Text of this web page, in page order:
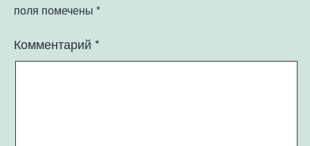
поля помечены *
Комментарий *